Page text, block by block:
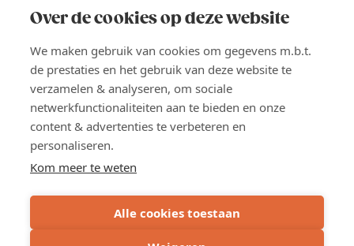
Over de cookies op deze website
We maken gebruik van cookies om gegevens m.b.t.
de prestaties en het gebruik van deze website te
verzamelen & analyseren, om sociale
netwerkfunctionaliteiten aan te bieden en onze
content & advertenties te verbeteren en
personaliseren.
Kom meer te weten
Alle cookies toestaan
02 229 81 11
EN
Word lid
Voka 2026